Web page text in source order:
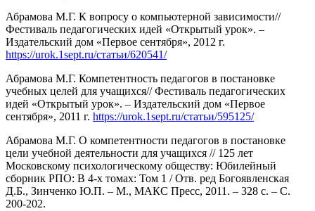
Абрамова М.Г. К вопросу о компьютерной зависимости//
Фестиваль педагогических идей «Открытый урок». –
Издательский дом «Первое сентября», 2012 г.
https://urok.1sept.ru/статьи/620541/
Абрамова М.Г. Компетентность педагогов в постановке
учебных целей для учащихся// Фестиваль педагогических
идей «Открытый урок». – Издательский дом «Первое
сентября», 2011 г. https://urok.1sept.ru/статьи/595125/
Абрамова М.Г. О компетентности педагогов в постановке
цели учебной деятельности для учащихся // 125 лет
Московскому психологическому обществу: Юбилейный
сборник РПО: В 4-х томах: Том 1 / Отв. ред Богоявленская
Д.Б., Зинченко Ю.П. – М., МАКС Пресс, 2011. – 328 с. – С.
200-202.